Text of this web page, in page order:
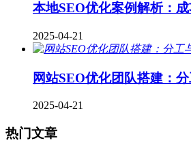
本地SEO优化案例解析：
2025-04-21
网站SEO优化团队搭建：
2025-04-21
热门文章